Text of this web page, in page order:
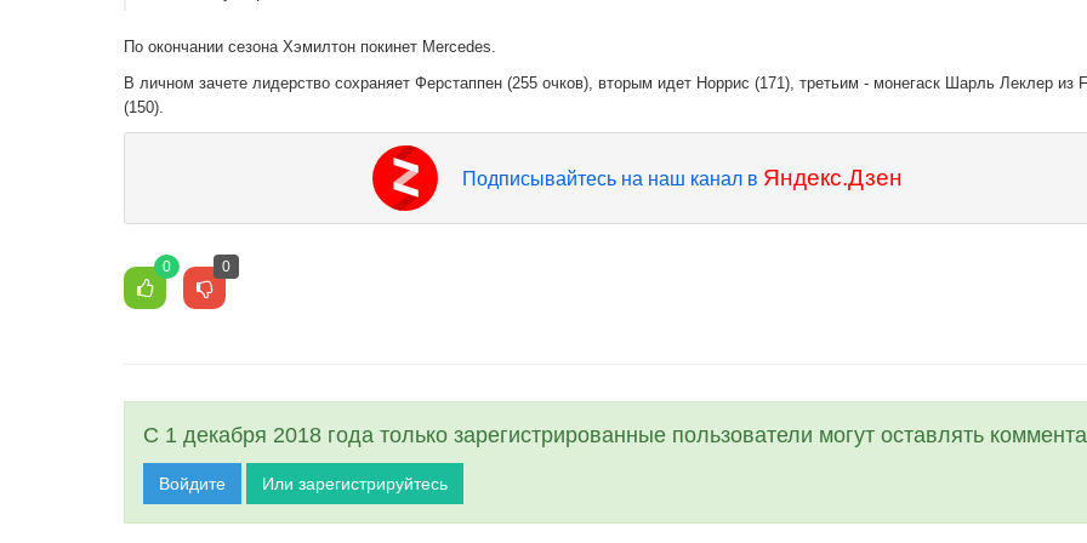
По окончании сезона Хэмилтон покинет Mercedes.
В личном зачете лидерство сохраняет Ферстаппен (255 очков), вторым идет Норрис (171), третьим - монегаск Шарль Леклер из
(150).
Подписывайтесь на наш канал в Яндекс.Дзен
0 0
С 1 декабря 2018 года только зарегистрированные пользователи могут оставлять
Войдите Или зарегистрируйтесь